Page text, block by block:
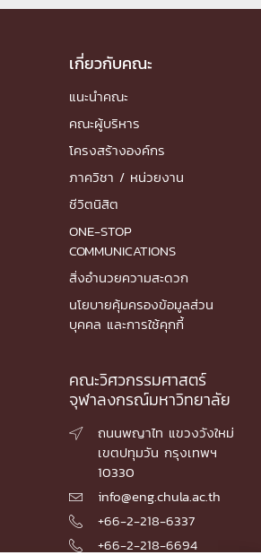
เกี่ยวกับคณะ
แนะนำคณะ
คณะผู้บริหาร
โครงสร้างองค์กร
ภาควิชา / หน่วยงาน
ชีวิตนิสิต
ONE-STOP
COMMUNICATIONS
สิ่งอำนวยความสะดวก
นโยบายคุ้มครองข้อมูลส่วน
บุคคล และการใช้คุกกี้
คณะวิศวกรรมศาสตร์
จุฬาลงกรณ์มหาวิทยาลัย

ถนนพญาไท แขวงวังใหม่
เขตปทุมวัน กรุงเทพฯ
10330
 info@eng.chula.ac.th
 +66-2-218-6337
 +66-2-218-6694